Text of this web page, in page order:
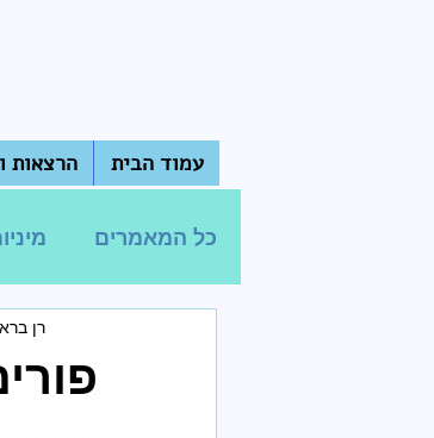
עמוד הבית הרצאות
כל המאמרים
מסכים, רן